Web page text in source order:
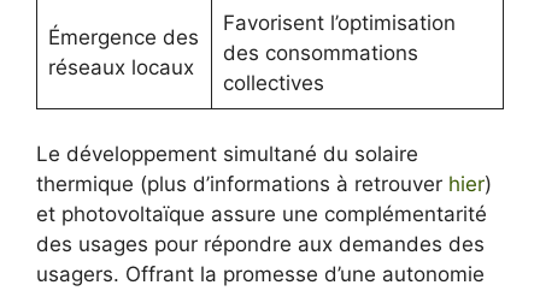
Émergence des
réseaux locaux
Favorisent l’optimisation
des consommations
collectives
Le développement simultané du solaire
thermique (plus d’informations à retrouver hier)
et photovoltaïque assure une complémentarité
des usages pour répondre aux demandes des
usagers. Offrant la promesse d’une autonomie